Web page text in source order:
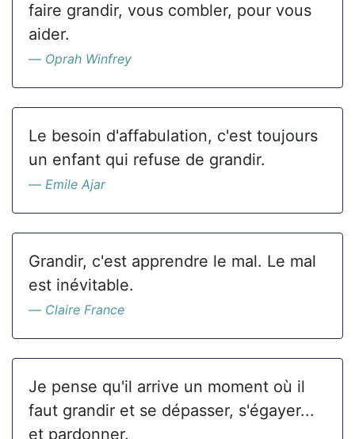
faire grandir, vous combler, pour vous
aider.
Oprah Winfrey
Le besoin d'affabulation, c'est toujours
un enfant qui refuse de grandir.
Emile Ajar
Grandir, c'est apprendre le mal. Le mal
est inévitable.
Claire France
Je pense qu'il arrive un moment où il
faut grandir et se dépasser, s'égayer...
et pardonner.